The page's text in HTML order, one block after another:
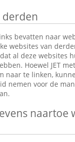
derden
bevatten naar
websites van
al deze websites
Hoewel JET
naar te linken,
nemen voor de
naartoe